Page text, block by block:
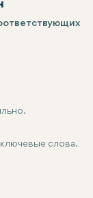
слова.